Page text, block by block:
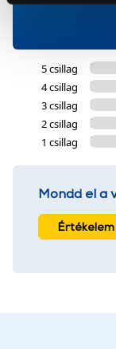
használatával
További
5 csillag
4 csillag
3 csillag
2 csillag
1 csillag
Mondd el a
Értékelem